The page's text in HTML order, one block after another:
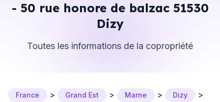
- 50 rue honore de balzac 51530
Dizy
Toutes les informations de la copropriété
France > Grand Est > Marne > Dizy >